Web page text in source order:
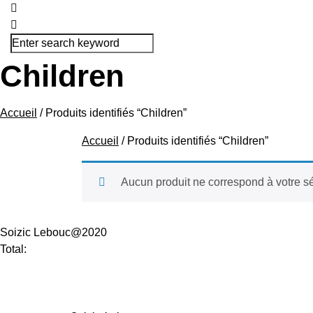
Children
Accueil / Produits identifiés “Children”
Accueil / Produits identifiés “Children”
Aucun produit ne correspond à votre
Soizic Lebouc@2020
Total: